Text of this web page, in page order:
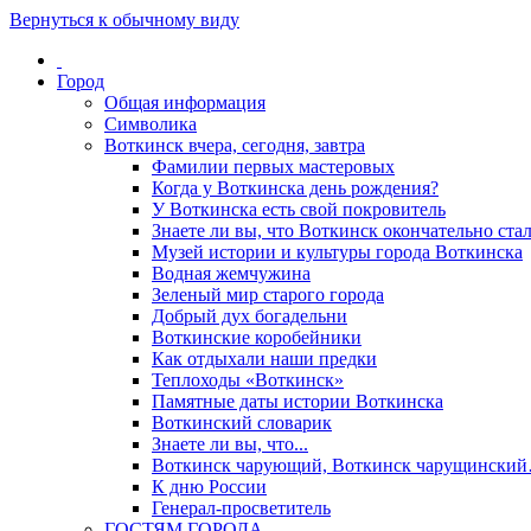
Вернуться к обычному виду
Город
Общая информация
Символика
Воткинск вчера, сегодня, завтра
Фамилии первых мастеровых
Когда у Воткинска день рождения?
У Воткинска есть свой покровитель
Знаете ли вы, что Воткинск окончательно
Музей истории и культуры города Воткинска
Водная жемчужина
Зеленый мир старого города
Добрый дух богадельни
Воткинские коробейники
Как отдыхали наши предки
Теплоходы «Воткинск»
Памятные даты истории Воткинска
Воткинский словарик
Знаете ли вы, что...
Воткинск чарующий, Воткинск
К дню России
Генерал-просветитель